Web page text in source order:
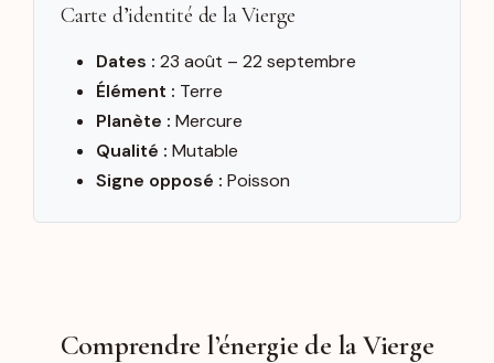
Carte d’identité de la Vierge
Dates : 23 août – 22 septembre
Élément : Terre
Planète : Mercure
Qualité : Mutable
Signe opposé : Poisson
Comprendre l’énergie de la Vierge